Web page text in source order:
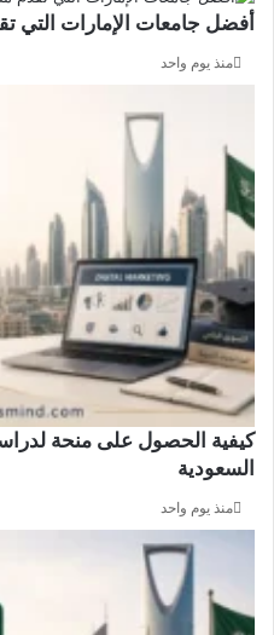
أفضل جامعات الإمارات التي
منذ يوم واحد
كيفية الحصول على منحة
السعودية
منذ يوم واحد